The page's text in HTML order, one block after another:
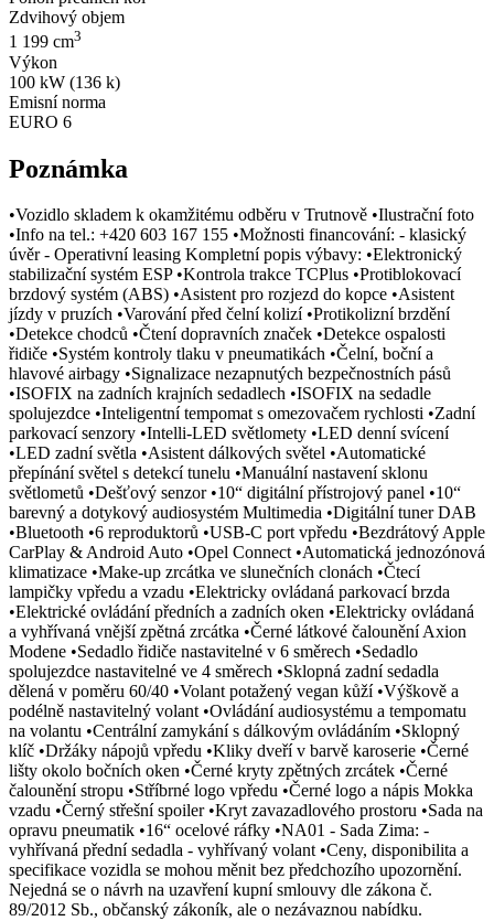
Zdvihový objem
1 199 cm3
Výkon
100 kW (136 k)
Emisní norma
EURO 6
Poznámka
•Vozidlo skladem k okamžitému odběru v Trutnově •Ilustrační foto
•Info na tel.: +420 603 167 155 •Možnosti financování: - klasický
úvěr - Operativní leasing Kompletní popis výbavy: •Elektronický
stabilizační systém ESP •Kontrola trakce TCPlus •Protiblokovací
brzdový systém (ABS) •Asistent pro rozjezd do kopce •Asistent
jízdy v pruzích •Varování před čelní kolizí •Protikolizní brzdění
•Detekce chodců •Čtení dopravních značek •Detekce ospalosti
řidiče •Systém kontroly tlaku v pneumatikách •Čelní, boční a
hlavové airbagy •Signalizace nezapnutých bezpečnostních pásů
•ISOFIX na zadních krajních sedadlech •ISOFIX na sedadle
spolujezdce •Inteligentní tempomat s omezovačem rychlosti •Zadní
parkovací senzory •Intelli-LED světlomety •LED denní svícení
•LED zadní světla •Asistent dálkových světel •Automatické
přepínání světel s detekcí tunelu •Manuální nastavení sklonu
světlometů •Dešťový senzor •10“ digitální přístrojový panel •10“
barevný a dotykový audiosystém Multimedia •Digitální tuner DAB
•Bluetooth •6 reproduktorů •USB-C port vpředu •Bezdrátový Apple
CarPlay & Android Auto •Opel Connect •Automatická jednozónová
klimatizace •Make-up zrcátka ve slunečních clonách •Čtecí
lampičky vpředu a vzadu •Elektricky ovládaná parkovací brzda
•Elektrické ovládání předních a zadních oken •Elektricky ovládaná
a vyhřívaná vnější zpětná zrcátka •Černé látkové čalounění Axion
Modene •Sedadlo řidiče nastavitelné v 6 směrech •Sedadlo
spolujezdce nastavitelné ve 4 směrech •Sklopná zadní sedadla
dělená v poměru 60/40 •Volant potažený vegan kůží •Výškově a
podélně nastavitelný volant •Ovládání audiosystému a tempomatu
na volantu •Centrální zamykání s dálkovým ovládáním •Sklopný
klíč •Držáky nápojů vpředu •Kliky dveří v barvě karoserie •Černé
lišty okolo bočních oken •Černé kryty zpětných zrcátek •Černé
čalounění stropu •Stříbrné logo vpředu •Černé logo a nápis Mokka
vzadu •Černý střešní spoiler •Kryt zavazadlového prostoru •Sada na
opravu pneumatik •16“ ocelové ráfky •NA01 - Sada Zima: -
vyhřívaná přední sedadla - vyhřívaný volant •Ceny, disponibilita a
specifikace vozidla se mohou měnit bez předchozího upozornění.
Nejedná se o návrh na uzavření kupní smlouvy dle zákona č.
89/2012 Sb., občanský zákoník, ale o nezávaznou nabídku.